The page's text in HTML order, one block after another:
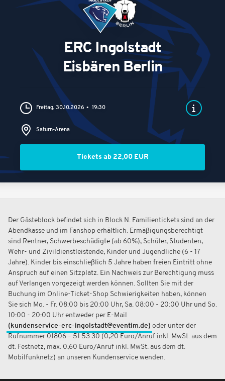
ERC Ingolstadt
Eisbären Berlin
Freitag, 30.10.2026 19:30
Saturn-Arena
Tickets ab 22,00 EUR
Der Gästeblock befindet sich in Block N. Familientickets sind an der
Abendkasse und im Fanshop erhältlich. Ermäßigungsberechtigt
sind Rentner, Schwerbeschädigte (ab 60%), Schüler, Studenten,
Wehr- und Zivildienstleistende, Kinder und Jugendliche (6 - 17
Jahre). Kinder bis einschließlich 5 Jahre haben freien Eintritt ohne
Anspruch auf einen Sitzplatz. Ein Nachweis zur Berechtigung muss
auf Verlangen vorgezeigt werden können. Sollten Sie mit der
Buchung im Online-Ticket-Shop Schwierigkeiten haben, können
Sie sich Mo. - Fr. 08:00 bis 20:00 Uhr, Sa. 08:00 - 20:00 Uhr und So.
10:00 - 20:00 Uhr entweder per E-Mail
(kundenservice-erc-ingolstadt@eventim.de) oder unter der
Rufnummer 01806 – 51 53 30 (0,20 Euro/Anruf inkl. MwSt. aus dem
dt. Festnetz, max. 0,60 Euro/Anruf inkl. MwSt. aus dem dt.
Mobilfunknetz) an unseren Kundenservice wenden.